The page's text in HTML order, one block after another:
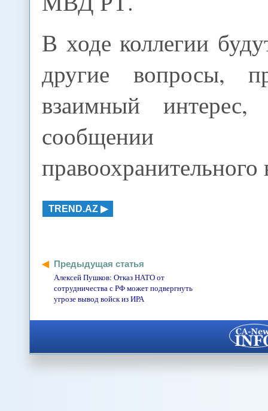
В ходе коллегии
другие вопросы,
взаимный интерес,
сообщении
правоохранительного
TREND.AZ
Предыдущая статья
Алексей Пушков: Отказ НАТО от
сотрудничества с РФ может подвергнуть
угрозе вывод войск из ИРА